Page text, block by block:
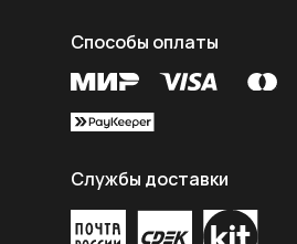
Службы доставки
Способы оплаты